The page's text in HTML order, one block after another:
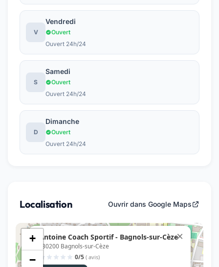
V
Vendredi
Ouvert
Ouvert 24h/24
S
Samedi
Ouvert
Ouvert 24h/24
D
Dimanche
Ouvert
Ouvert 24h/24
Localisation Ouvrir dans Google Maps
Antoine Coach Sportif - Bagnols-sur-Cèze
, 30200 Bagnols-sur-Cèze
0/5 ( avis)
×
+
−